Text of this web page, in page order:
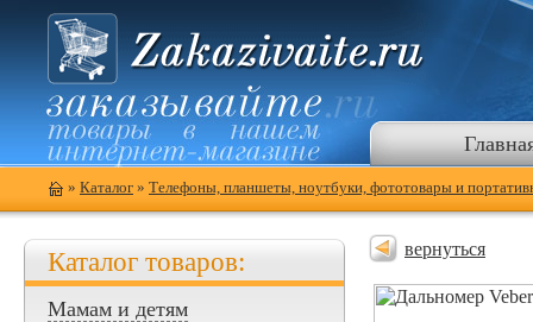
» Каталог » Телефоны, планшеты, ноутбуки, фототовары и
Каталог товаров:
Мамам и детям
вернуться